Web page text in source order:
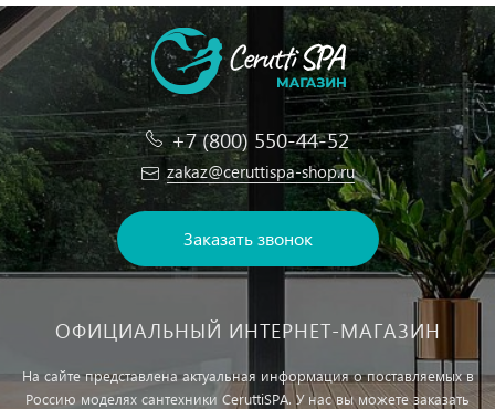
+7 (800) 550-44-52
zakaz@ceruttispa-shop.ru
Заказать звонок
ОФИЦИАЛЬНЫЙ ИНТЕРНЕТ-МАГАЗИН
На сайте представлена актуальная информация о поставляемых в
Россию моделях сантехники CeruttiSPA. У нас вы можете заказать